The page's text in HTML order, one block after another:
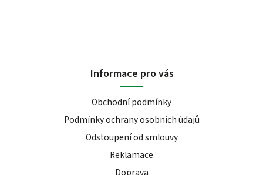
Informace pro vás
Obchodní podmínky
Podmínky ochrany osobních údajů
Odstoupení od smlouvy
Reklamace